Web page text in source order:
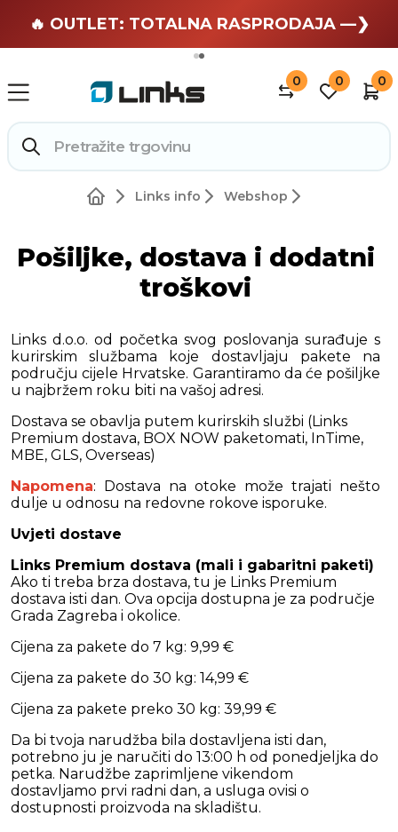
🏄 Zaslužuješ odmor —❯
🔥 OUTLET: TOTALNA RASPRODAJA —❯
0 0 0
Links info Webshop
Pošiljke, dostava i dodatni
troškovi
Links d.o.o. od početka svog poslovanja surađuje s
kurirskim službama koje dostavljaju pakete na
području cijele Hrvatske. Garantiramo da će pošiljke
u najbržem roku biti na vašoj adresi.
Dostava se obavlja putem kurirskih službi (Links
Premium dostava, BOX NOW paketomati, InTime,
MBE, GLS, Overseas)
Napomena: Dostava na otoke može trajati nešto
dulje u odnosu na redovne rokove isporuke.
Uvjeti dostave
Links Premium dostava (mali i gabaritni paketi)
Ako ti treba brza dostava, tu je Links Premium
dostava isti dan. Ova opcija dostupna je za područje
Grada Zagreba i okolice.
Cijena za pakete do 7 kg: 9,99 €
Cijena za pakete do 30 kg: 14,99 €
Cijena za pakete preko 30 kg: 39,99 €
Da bi tvoja narudžba bila dostavljena isti dan,
potrebno ju je naručiti do 13:00 h od ponedjeljka do
petka. Narudžbe zaprimljene vikendom
dostavljamo prvi radni dan, a usluga ovisi o
dostupnosti proizvoda na skladištu.